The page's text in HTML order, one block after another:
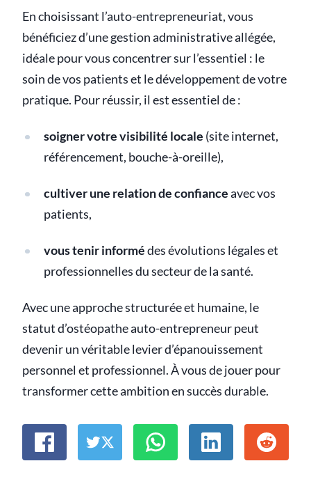
En choisissant l’auto-entrepreneuriat, vous
bénéficiez d’une gestion administrative allégée,
idéale pour vous concentrer sur l’essentiel : le
soin de vos patients et le développement de votre
pratique. Pour réussir, il est essentiel de :
soigner votre visibilité locale (site internet,
référencement, bouche-à-oreille),
cultiver une relation de confianceavec vos
patients,
vous tenir informédes évolutions légales et
professionnelles du secteur de la santé.
Avec une approche structurée et humaine, le
statut d’ostéopathe auto-entrepreneur peut
devenir un véritable levier d’épanouissement
personnel et professionnel. À vous de jouer pour
transformer cette ambition en succès durable.